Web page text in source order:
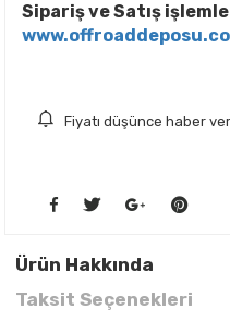
Sipariş ve Satış
Fiyatı düşünce haber ver
Ürün Hakkında
Taksit Seçenekleri